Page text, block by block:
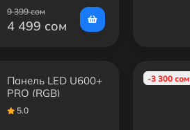
9 399 сом
4 499 сом
Панель LED U600+
PRO (RGB)
5.0
-3 300 сом